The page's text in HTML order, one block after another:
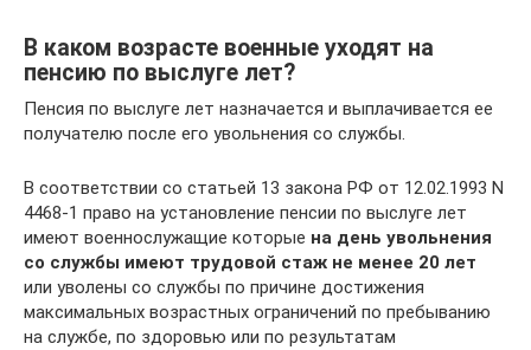
В каком возрасте военные уходят на
пенсию по выслуге лет?
Пенсия по выслуге лет назначается и выплачивается ее
получателю после его увольнения со службы.
В соответствии со статьей 13 закона РФ от 12.02.1993 N
4468-1 право на установление пенсии по выслуге лет
имеют военнослужащие которые на день увольнения
со службы имеют трудовой стаж не менее 20 лет
или уволены со службы по причине достижения
максимальных возрастных ограничений по пребыванию
на службе, по здоровью или по результатам